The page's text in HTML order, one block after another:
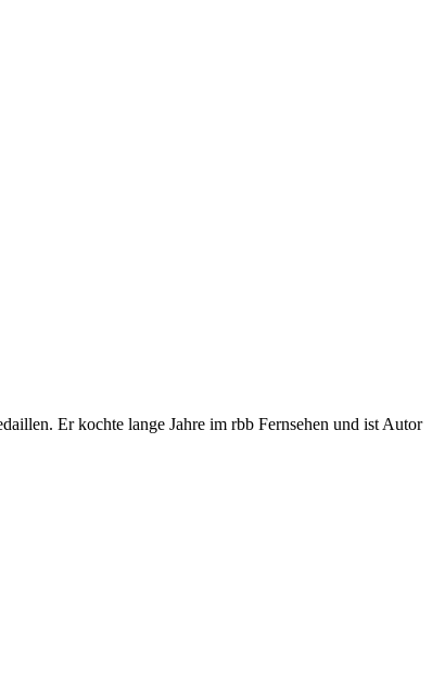
Er kochte lange Jahre im rbb Fernsehen und ist Autor